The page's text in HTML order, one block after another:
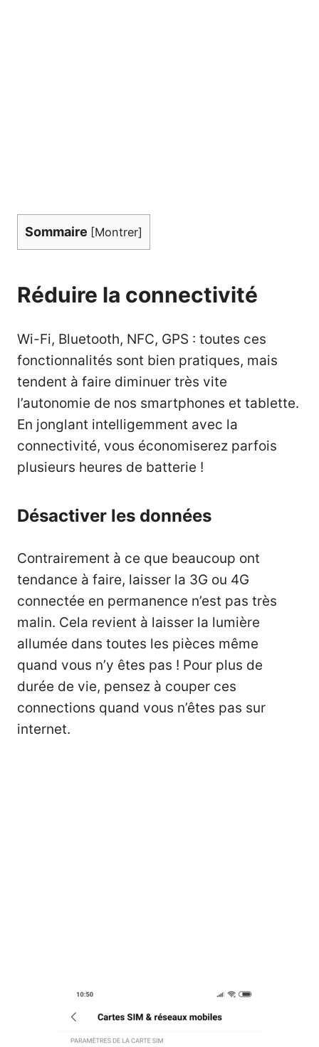
Sommaire [Montrer]
Réduire la connectivité
Wi-Fi, Bluetooth, NFC, GPS : toutes ces
fonctionnalités sont bien pratiques, mais
tendent à faire diminuer très vite
l’autonomie de nos smartphones et tablette.
En jonglant intelligemment avec la
connectivité, vous économiserez parfois
plusieurs heures de batterie !
Désactiver les données
Contrairement à ce que beaucoup ont
tendance à faire, laisser la 3G ou 4G
connectée en permanence n’est pas très
malin. Cela revient à laisser la lumière
allumée dans toutes les pièces même
quand vous n’y êtes pas ! Pour plus de
durée de vie, pensez à couper ces
connections quand vous n’êtes pas sur
internet.